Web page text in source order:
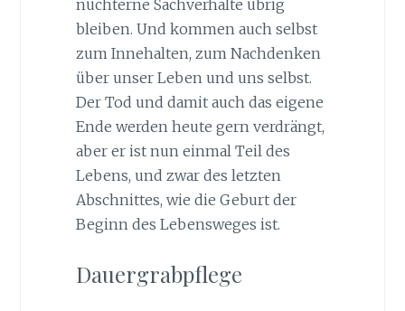
nüchterne Sachverhalte übrig
bleiben. Und kommen auch selbst
zum Innehalten, zum Nachdenken
über unser Leben und uns selbst.
Der Tod und damit auch das eigene
Ende werden heute gern verdrängt,
aber er ist nun einmal Teil des
Lebens, und zwar des letzten
Abschnittes, wie die Geburt der
Beginn des Lebensweges ist.
Dauergrabpflege